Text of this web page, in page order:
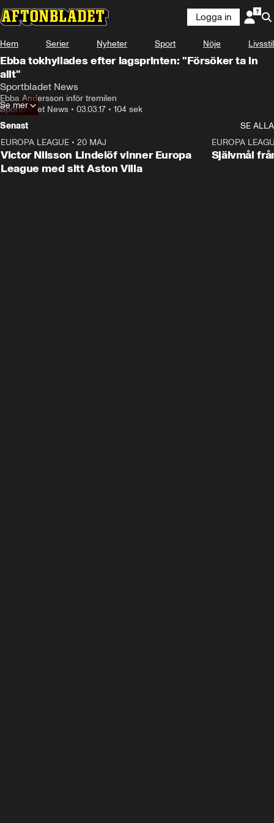
Logga in
Hem Serier Nyheter Sport Nöje Livsstil
Ebba tokhyllades efter lagsprinten: "Försöker ta in
allt"
Sportbladet News
Ebba Andersson inför tremilen
Sportbladet News • 03.03.17 • 104 sek
Se mer
Senast
SE ALLA
EUROPA LEAGUE • 20 MAJ
Victor Nilsson Lindelöf vinner Europa
League med sitt Aston Villa
EUROPA
Självmål